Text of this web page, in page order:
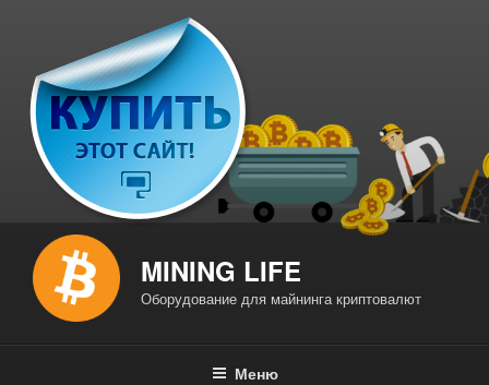
содержимому
MINING LIFE
Оборудование для майнинга криптовалют
Меню